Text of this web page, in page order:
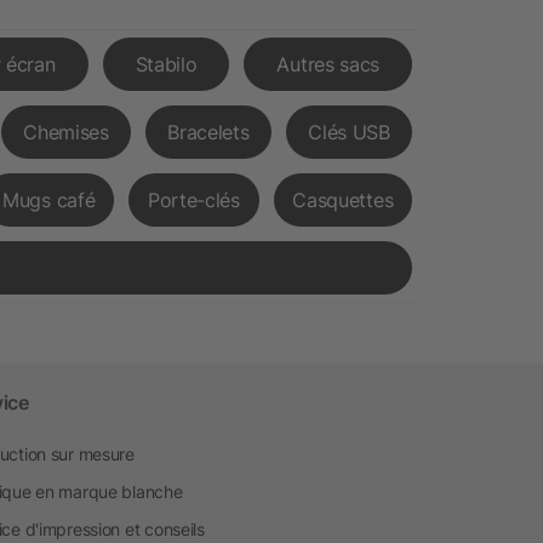
Stabilo Autres sacs
Chemises Bracelets Clés USB
Mugs café Porte-clés Casquettes
sur mesure
en marque blanche
d'impression et conseils